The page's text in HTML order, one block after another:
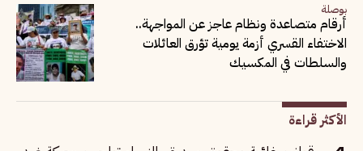
بوصلة
أرقام متصاعدة ونظام عاجز عن المواجهة..
الاختفاء القسري أزمة يومية تؤرق العائلات
والسلطات في المكسيك
الأكثر قراءة